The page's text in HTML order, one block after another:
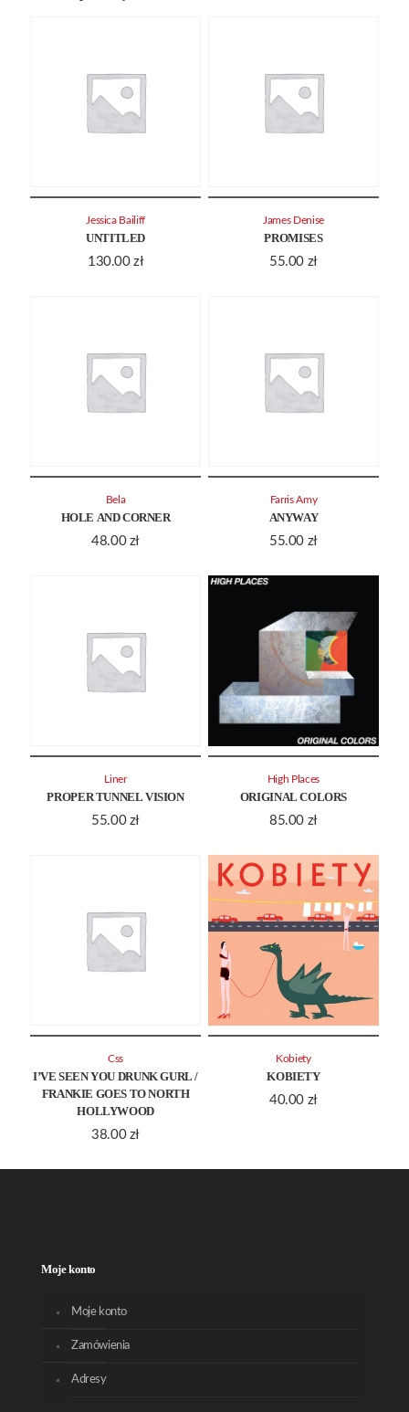
UNTITLED
130.00 zł
Jessica Bailiff
PROMISES
55.00 zł
James Denise
HOLE AND CORNER
48.00 zł
Bela
ANYWAY
55.00 zł
Farris Amy
PROPER TUNNEL VISION
55.00 zł
Liner
ORIGINAL COLORS
85.00 zł
High Places
I’VE SEEN YOU DRUNK GURL /
FRANKIE GOES TO NORTH
HOLLYWOOD
38.00 zł
Css
KOBIETY
40.00 zł
Kobiety
Moje konto
Moje konto
Zamówienia
Adresy